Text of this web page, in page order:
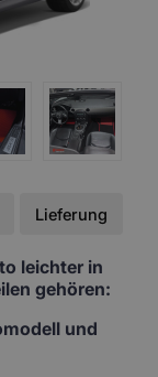
Lieferung
leichter in
gehören:
und